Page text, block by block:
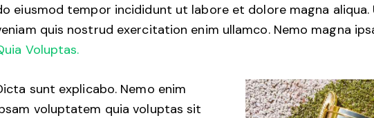
eiusmod tempor incididunt ut labore et dolore magna aliqua.
quis nostrud exercitation enim ullamco. Nemo magna
Voluptas.
sunt explicabo. Nemo enim
voluptatem quia voluptas sit